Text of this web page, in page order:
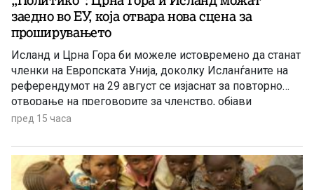
заедно во ЕУ, која отвара нова сцена за
проширувањето
Исланд и Црна Гора би можеле истовремено да станат
членки на Европската Унија, доколку Исланѓаните на
референдумот на 29 август се изјаснат за повторно
отворање на преговорите за членство, објави
„Политико“, повикувајќи се на европски претставници
пред 15 часа